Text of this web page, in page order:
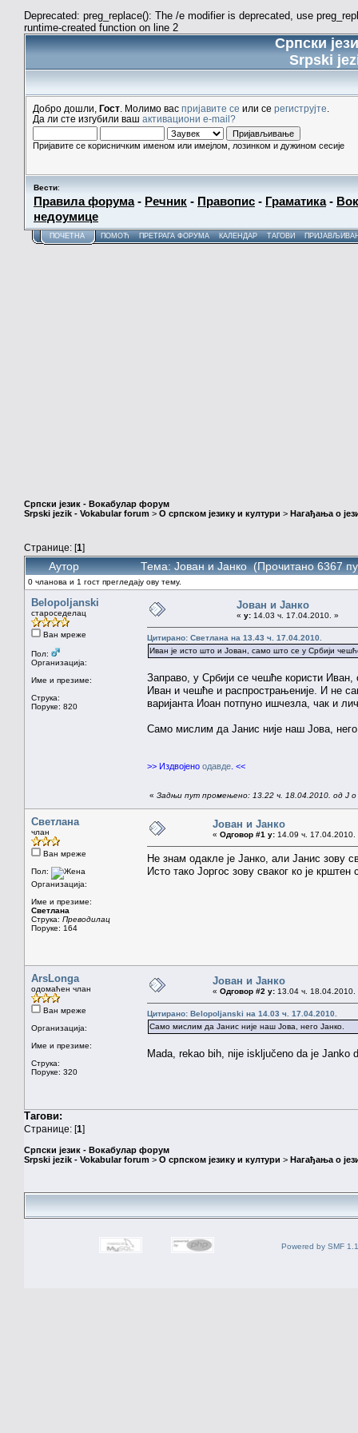
Deprecated: preg_replace(): The /e modifier is deprecated, use
runtime-created function on line 2
Српски
Srpski
Добро дошли, Гост . Молимо вас пријавите се или се региструјте
Да ли сте изгубили ваш активациони e-mail?
Пријавите се корисничким именом или имејлом, лозинком и дужином сесије
Вести:
Правила форума- Речник - Правопис - Граматика-
недоумице
ПОЧЕТНА ПОМОЋ ПРЕТРАГА ФОРУМА КАЛЕНДАР ТАГОВИ
Српски језик - Вокабулар форум
Srpski jezik - Vokabular forum > О српском језику и култури > Нагађања о
Странице: [1]
Аутор Тема: Јован и Јанко (Прочитано 6367
0 чланова и 1 гост прегледају ову тему.
Belopoljanski
староседелац
Ван мреже
Пол:
Организација:
Име и презиме:
Струка:
Поруке: 820
Јован и Јанко
« у: 14.03 ч. 17.04.2010. »
Цитирано: Светлана на 13.43 ч. 17.04.2010.
Иван је исто што и Јован, само што се у Србији
Заправо, у Србији се чешће користи
Иван и чешће и распрострањеније. И не
варијанта Иоан потпуно ишчезла, чак и
Само мислим да Јанис није наш Јова,
>> Издвојено одавде . <<
« Задњи пут промењено: 13.22 ч. 18.04.2010. од J o
Светлана
члан
Ван мреже
Пол:
Организација:
Име и презиме:
Светлана
Струка: Преводилац
Поруке: 164
Јован и Јанко
« Одговор #1 у: 14.09 ч. 17.04.2010.
Не знам одакле је Јанко, али Јанис зову
Исто тако Јоргос зову сваког ко је
ArsLonga
одомаћен члан
Ван мреже
Организација:
Име и презиме:
Струка:
Поруке: 320
Јован и Јанко
« Одговор #2 у: 13.04 ч. 18.04.2010.
Цитирано: Belopoljanski на 14.03 ч. 17.04.2010.
Само мислим да Јанис није наш Јова, него Јанко.
Mada, rekao bih, nije isključeno da je
Тагови:
Странице: [1]
Српски језик - Вокабулар форум
Srpski jezik - Vokabular forum > О српском језику и култури > Нагађања о
Powered by SMF